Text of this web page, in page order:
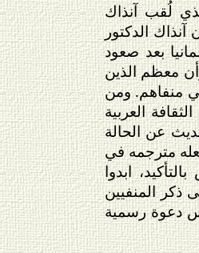
لُقب آنذاك
الدكتور
بعد صعود
معظم الذين
في منفاهم. ومن
العربية
عن الحالة
مترجمه في
ابدوا
ذكر المنفيين
دعوة رسمية